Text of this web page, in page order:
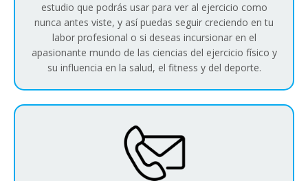
estudio que podrás usar para ver al ejercicio como
nunca antes viste, y así puedas seguir creciendo en tu
labor profesional o si deseas incursionar en el
apasionante mundo de las ciencias del ejercicio físico y
su influencia en la salud, el fitness y del deporte.